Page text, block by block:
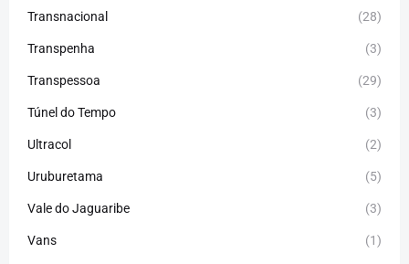
Transnacional (28)
Transpenha (3)
Transpessoa (29)
Túnel do Tempo (3)
Ultracol (2)
Uruburetama (5)
Vale do Jaguaribe (3)
Vans (1)